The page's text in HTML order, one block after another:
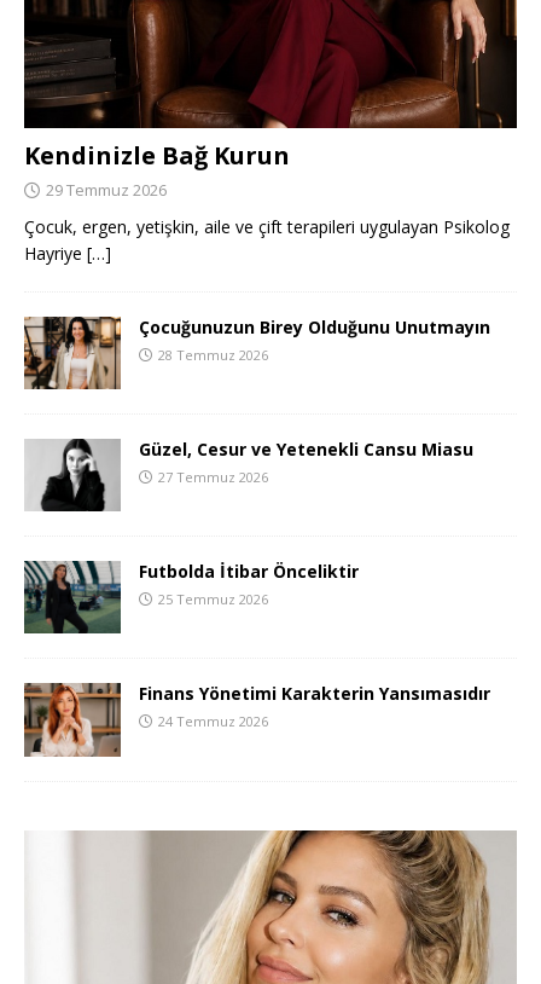
Kendinizle Bağ Kurun
29 Temmuz 2026
Çocuk, ergen, yetişkin, aile ve çift terapileri uygulayan Psikolog
Hayriye […]
Çocuğunuzun Birey Olduğunu Unutmayın
28 Temmuz 2026
Güzel, Cesur ve Yetenekli Cansu Miasu
27 Temmuz 2026
Futbolda İtibar Önceliktir
25 Temmuz 2026
Finans Yönetimi Karakterin Yansımasıdır
24 Temmuz 2026